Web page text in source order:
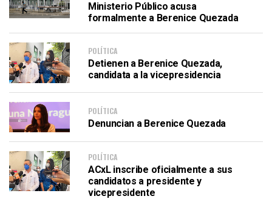
Ministerio Público acusa
formalmente a Berenice Quezada
POLÍTICA
Detienen a Berenice Quezada,
candidata a la vicepresidencia
POLÍTICA
Denuncian a Berenice Quezada
POLÍTICA
ACxL inscribe oficialmente a sus
candidatos a presidente y
vicepresidente